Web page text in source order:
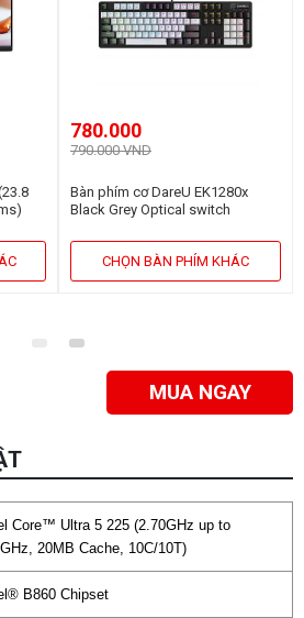
780.000
790.000 VND
Bàn phím cơ DareU EK1280x
Black Grey Optical switch
CHỌN BÀN PHÍM KHÁC
MUA NGAY
Core™ Ultra 5 225 (2.70GHz up to
20MB Cache, 10C/10T)
B860 Chipset